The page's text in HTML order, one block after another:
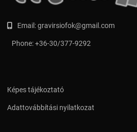
Email:gravirsiofok@gmail.com
Phone:+36-30/377-9292
Képes tájékoztató
Adattovábbítási nyilatkozat